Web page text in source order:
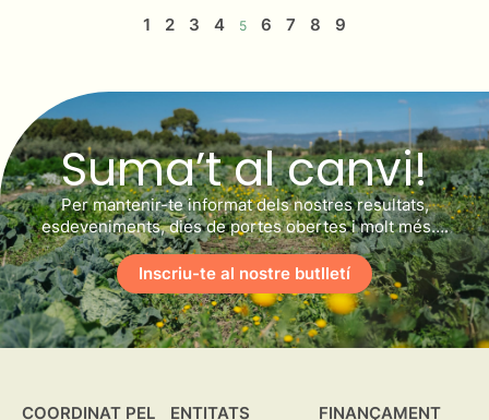
1 2 3 4 5 6 7 8 9
Suma’t al canvi!
Per mantenir-te informat dels nostres resultats,
esdeveniments, dies de portes obertes i molt més….
Inscriu-te al nostre butlletí
COORDINAT PEL
ENTITATS
FINANÇAMENT